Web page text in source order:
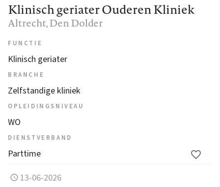
Klinisch geriater Ouderen Kliniek
Altrecht, Den Dolder
FUNCTIE
Klinisch geriater
BRANCHE
Zelfstandige kliniek
OPLEIDINGSNIVEAU
WO
DIENSTVERBAND
Parttime
13-06-2026